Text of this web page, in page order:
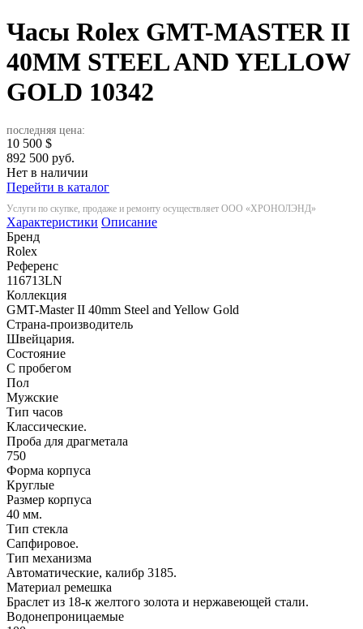
Часы Rolex GMT-MASTER II
40MM STEEL AND YELLOW
GOLD 10342
последняя цена:
10 500 $
892 500 руб.
Нет в наличии
Перейти в каталог
Услуги по скупке, продаже и ремонту осуществляет ООО «ХРОНОЛЭНД»
Характеристики Описание
Бренд
Rolex
Референс
116713LN
Коллекция
GMT-Master II 40mm Steel and Yellow Gold
Страна-производитель
Швейцария.
Состояние
С пробегом
Пол
Мужские
Тип часов
Классические.
Проба для драгметала
750
Форма корпуса
Круглые
Размер корпуса
40 мм.
Тип стекла
Сапфировое.
Тип механизма
Автоматические, калибр 3185.
Материал ремешка
Браслет из 18-к желтого золота и нержавеющей стали.
Водонепроницаемые